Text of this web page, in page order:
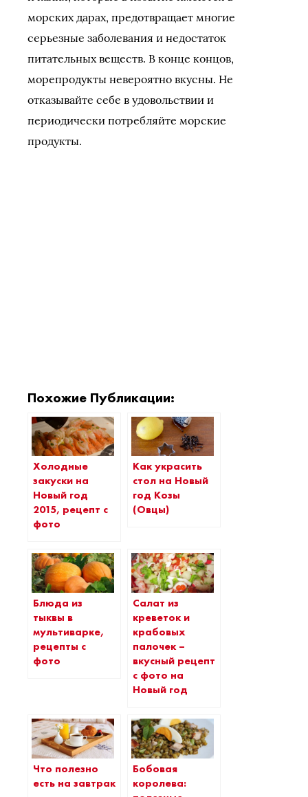
морских дарах, предотвращает многие
серьезные заболевания и недостаток
питательных веществ. В конце концов,
морепродукты невероятно вкусны. Не
отказывайте себе в удовольствии и
периодически потребляйте морские
продукты.
Похожие Публикации:
Холодные
закуски на
Новый год
2015, рецепт с
фото
Как украсить
стол на Новый
год Козы
(Овцы)
Блюда из
тыквы в
мультиварке,
рецепты с
фото
Салат из
креветок и
крабовых
палочек –
вкусный рецепт
с фото на
Новый год
Что полезно
есть на завтрак
Бобовая
королева: